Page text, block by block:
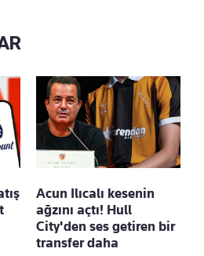
Acun Ilıcalı kesenin
ağzını açtı! Hull
City'den ses getiren bir
transfer daha